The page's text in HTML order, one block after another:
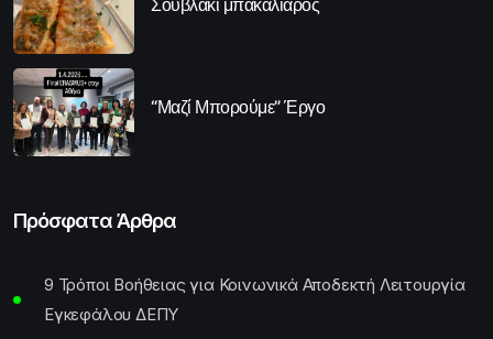
Σουβλάκι μπακαλιάρος
“Μαζί Μπορούμε” Έργο
Πρόσφατα Άρθρα
9 Τρόποι Βοήθειας για Κοινωνικά Αποδεκτή Λειτουργία
Εγκεφάλου ΔΕΠΥ